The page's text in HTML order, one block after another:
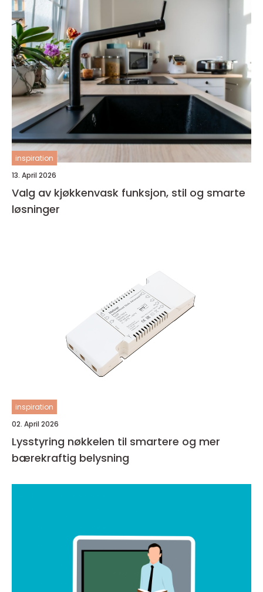
inspiration
13. April 2026
Valg av kjøkkenvask funksjon, stil og smarte
løsninger
inspiration
02. April 2026
Lysstyring nøkkelen til smartere og mer
bærekraftig belysning